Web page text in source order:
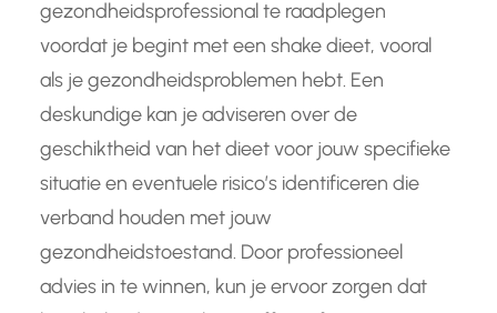
gezondheidsprofessional te raadplegen
voordat je begint met een shake dieet, vooral
als je gezondheidsproblemen hebt. Een
deskundige kan je adviseren over de
geschiktheid van het dieet voor jouw specifieke
situatie en eventuele risico’s identificeren die
verband houden met jouw
gezondheidstoestand. Door professioneel
advies in te winnen, kun je ervoor zorgen dat